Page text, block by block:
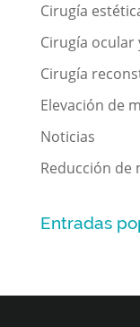
Cirugía
Cirugía
Cirugía
Elevación de
Noticias
Reducción de
Entradas